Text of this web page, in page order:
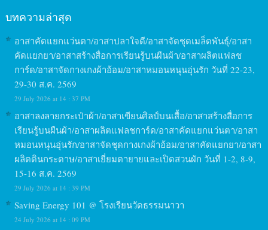
บทความล่าสุด
อาสาคัดแยกแว่นตา/อาสาปลาใจดี/อาสาจัดชุดเมล็ดพันธุ์/อาสา
คัดแยกยา/อาสาสร้างสื่อการเรียนรู้บนผืนผ้า/อาสาผลิตแฟลช
การ์ด/อาสาจัดกางเกงผ้าอ้อม/อาสาหมอนหนุนอุ่นรัก วันที่ 22-23,
29-30 ส.ค. 2569
29 July 2026 at 14 : 37 PM
อาสาลงลายกระเป๋าผ้า/อาสาเขียนศิลป์บนเสื้อ/อาสาสร้างสื่อการ
เรียนรู้บนผืนผ้า/อาสาผลิตแฟลชการ์ด/อาสาคัดแยกแว่นตา/อาสา
หมอนหนุนอุ่นรัก/อาสาจัดชุดกางเกงผ้าอ้อม/อาสาคัดแยกยา/อาสา
ผลิตดินกระดาษ/อาสาเยี่ยมตายายและเปิดสวนผัก วันที่ 1-2, 8-9,
15-16 ส.ค. 2569
29 July 2026 at 14 : 39 PM
Saving Energy 101 @ โรงเรียนวัดธรรมนาวา
24 July 2026 at 14 : 09 PM